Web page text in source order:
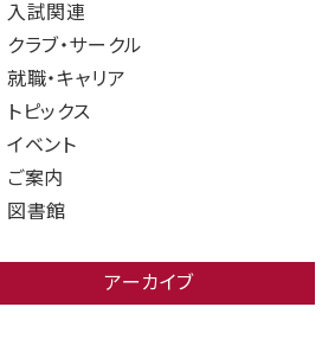
入試関連
クラブ・サークル
就職・キャリア
トピックス
イベント
ご案内
図書館
アーカイブ